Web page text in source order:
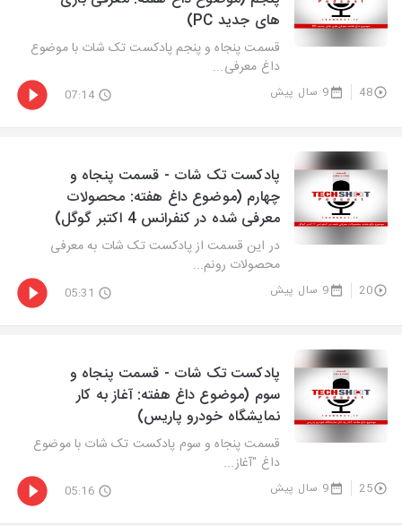
های جدید PC)
قسمت پنجاه و پنجم پادکست تک شات با موضوع
داغ معرفی...
48 9 سال پیش 07:14
پادکست تک شات - قسمت پنجاه و
چهارم (موضوع داغ هفته: محصولات
معرفی شده در کنفرانس 4 اکتبر گوگل)
در این قسمت از پادکست تک شات به معرفی
محصولات رونم...
20 9 سال پیش 05:31
پادکست تک شات - قسمت پنجاه و
سوم (موضوع داغ هفته: آغاز به کار
نمایشگاه خودرو پاریس)
قسمت پنجاه و سوم پادکست تک شات با موضوع
داغ "آغاز...
25 9 سال پیش 05:16